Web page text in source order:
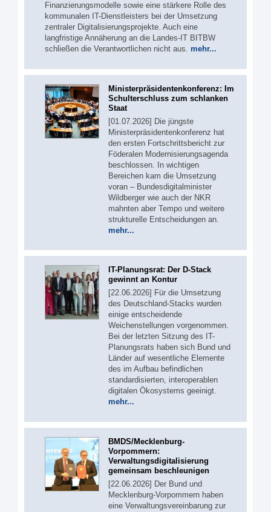
Finanzierungsmodelle sowie eine stärkere Rolle des
kommunalen IT-Dienstleisters bei der Umsetzung
zentraler Digitalisierungsprojekte. Auch eine
langfristige Annäherung an die Landes-IT BITBW
schließen die Verantwortlichen nicht aus. mehr...
Ministerpräsidentenkonferenz: Im
Schulterschluss zum schlanken
Staat
[01.07.2026] Die jüngste
Ministerpräsidentenkonferenz hat
den ersten Fortschrittsbericht zur
Föderalen Modernisierungsagenda
beschlossen. In wichtigen
Bereichen kam die Umsetzung
voran – Bundesdigitalminister
Wildberger wie auch der NKR
mahnten aber Tempo und weitere
strukturelle Entscheidungen an.
mehr...
IT-Planungsrat: Der D-Stack
gewinnt an Kontur
[22.06.2026] Für die Umsetzung
des Deutschland-Stacks wurden
einige entscheidende
Weichenstellungen vorgenommen.
Bei der letzten Sitzung des IT-
Planungsrats haben sich Bund und
Länder auf wesentliche Elemente
des im Aufbau befindlichen
standardisierten, interoperablen
digitalen Ökosystems geeinigt.
mehr...
BMDS/Mecklenburg-
Vorpommern:
Verwaltungsdigitalisierung
gemeinsam beschleunigen
[22.06.2026] Der Bund und
Mecklenburg-Vorpommern haben
eine Verwaltungsvereinbarung zur